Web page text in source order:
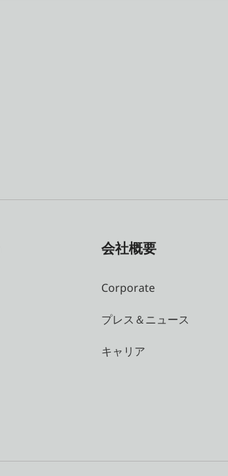
会社概要
Corporate
プレス＆ニュース
キャリア